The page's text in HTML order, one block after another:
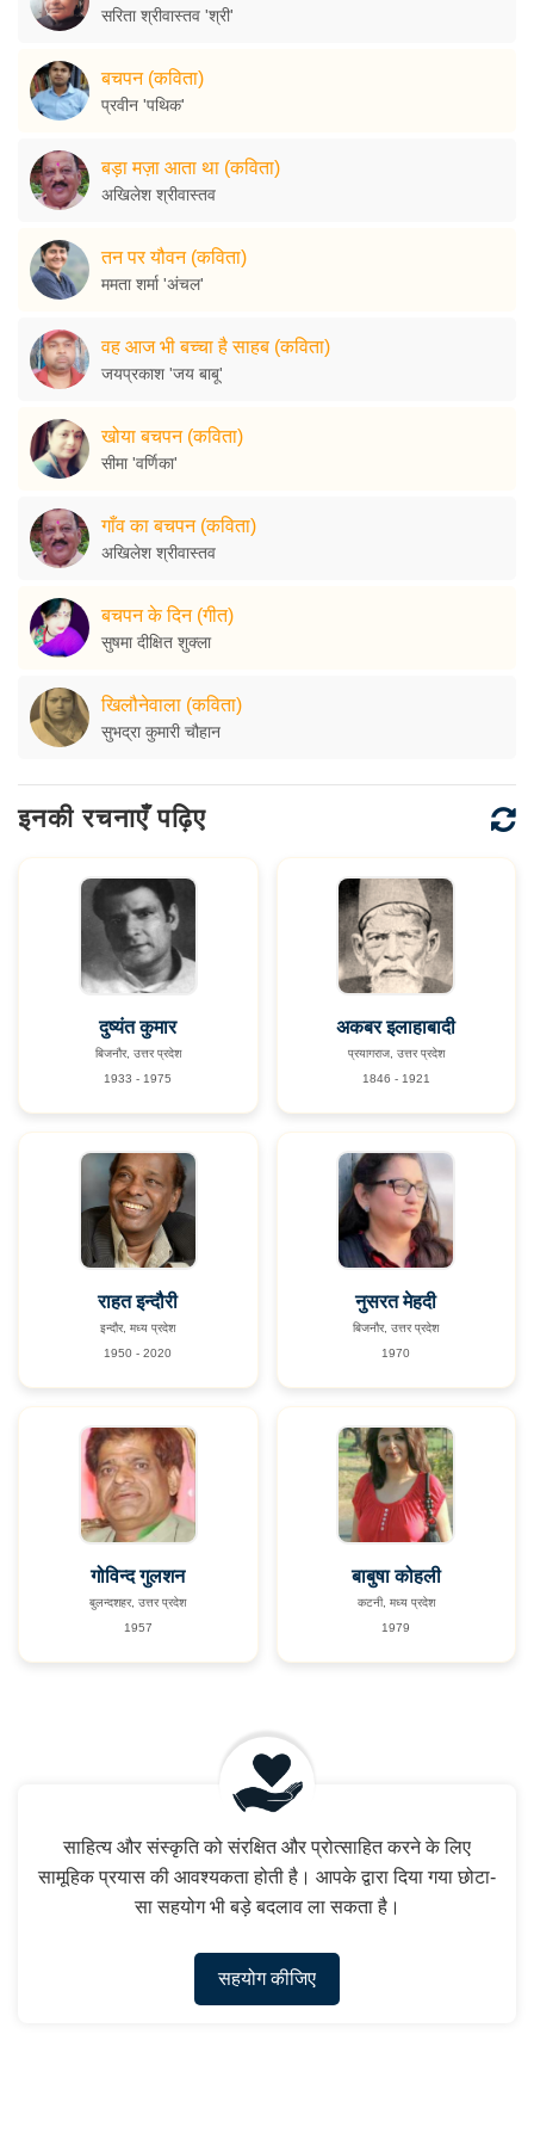
सरिता श्रीवास्तव 'श्री'
बचपन (कविता)
प्रवीन 'पथिक'
बड़ा मज़ा आता था (कविता)
अखिलेश श्रीवास्तव
तन पर यौवन (कविता)
ममता शर्मा 'अंचल'
वह आज भी बच्चा है साहब (कविता)
जयप्रकाश 'जय बाबू'
खोया बचपन (कविता)
सीमा 'वर्णिका'
गाँव का बचपन (कविता)
अखिलेश श्रीवास्तव
बचपन के दिन (गीत)
सुषमा दीक्षित शुक्ला
खिलौनेवाला (कविता)
सुभद्रा कुमारी चौहान
इनकी रचनाएँ पढ़िए
दुष्यंत कुमार
बिजनौर, उत्तर प्रदेश
1933 - 1975
अकबर इलाहाबादी
प्रयागराज, उत्तर प्रदेश
1846 - 1921
राहत इन्दौरी
इन्दौर, मध्य प्रदेश
1950 - 2020
नुसरत मेहदी
बिजनौर, उत्तर प्रदेश
1970
गोविन्द गुलशन
बुलन्दशहर, उत्तर प्रदेश
1957
बाबुषा कोहली
कटनी, मध्य प्रदेश
1979
साहित्य और संस्कृति को संरक्षित और प्रोत्साहित करने के लिए
सामूहिक प्रयास की आवश्यकता होती है। आपके द्वारा दिया गया छोटा-
सा सहयोग भी बड़े बदलाव ला सकता है।
सहयोग कीजिए